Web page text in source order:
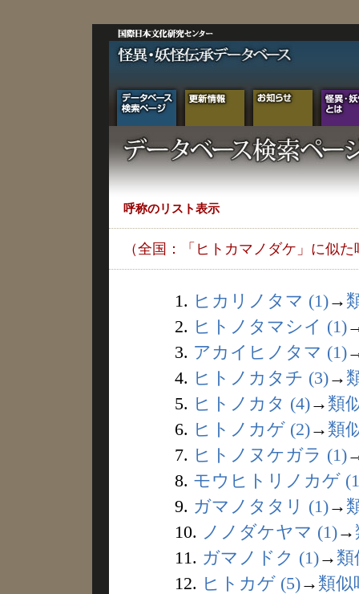
呼称のリスト表示
（全国：「ヒトカマノダケ」に似た
1. ヒカリノタマ (1)→
2. ヒトノタマシイ (1)
3. アカイヒノタマ (1)
4. ヒトノカタチ (3)→
5. ヒトノカタ (4)→ 類
6. ヒトノカゲ (2)→ 類
7. ヒトノヌケガラ (1)
8. モウヒトリノカゲ
9. ガマノタタリ (1)→
10. ノノダケヤマ (1)→
11. ガマノドク (1)→ 類
12. ヒトカゲ (5)→ 類似